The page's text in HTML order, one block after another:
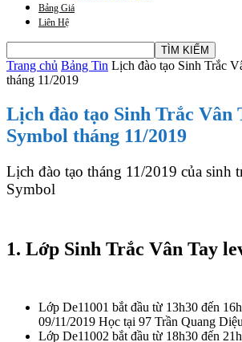
Bảng Giá
Liên Hệ
Trang chủ Bảng Tin Lịch đào tạo Sinh Trắc
tháng 11/2019
Lịch đào tạo Sinh Trắc Vân
Symbol tháng 11/2019
Lịch đào tạo tháng 11/2019 của sinh
Symbol
1. Lớp Sinh Trắc Vân Tay
Lớp De11001 bắt đầu từ 13h30 đến
09/11/2019 Học tại 97 Trần Quang
Lớp De11002 bắt đầu từ 18h30 đến